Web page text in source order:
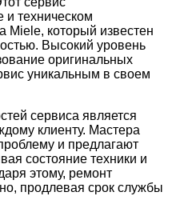
и техническом
Miele, который известен
Высокий уровень
оригинальных
уникальным в своем
сервиса является
клиенту. Мастера
и предлагают
состояние техники и
этому, ремонт
продлевая срок службы